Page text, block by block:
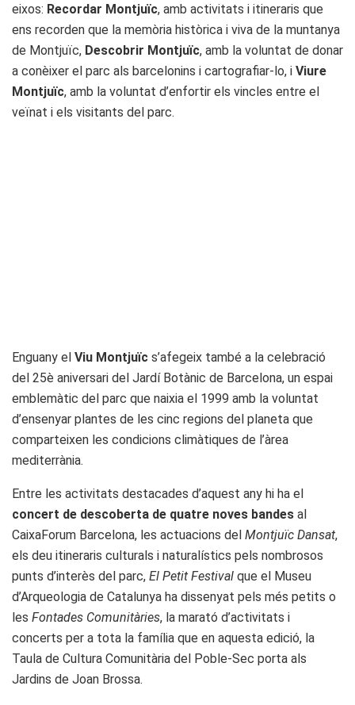
eixos: Recordar Montjuïc, amb activitats i itineraris que
ens recorden que la memòria històrica i viva de la muntanya
de Montjuïc, Descobrir Montjuïc, amb la voluntat de donar
a conèixer el parc als barcelonins i cartografiar-lo, i Viure
Montjuïc, amb la voluntat d’enfortir els vincles entre el
veïnat i els visitants del parc.
Enguany el Viu Montjuïc s’afegeix també a la celebració
del 25è aniversari del Jardí Botànic de Barcelona, un espai
emblemàtic del parc que naixia el 1999 amb la voluntat
d’ensenyar plantes de les cinc regions del planeta que
comparteixen les condicions climàtiques de l’àrea
mediterrània.
Entre les activitats destacades d’aquest any hi ha el
concert de descoberta de quatre noves bandes al
CaixaForum Barcelona, les actuacions del Montjuïc Dansat,
els deu itineraris culturals i naturalístics pels nombrosos
punts d’interès del parc, El Petit Festival que el Museu
d’Arqueologia de Catalunya ha dissenyat pels més petits o
les Fontades Comunitàries, la marató d’activitats i
concerts per a tota la família que en aquesta edició, la
Taula de Cultura Comunitària del Poble-Sec porta als
Jardins de Joan Brossa.